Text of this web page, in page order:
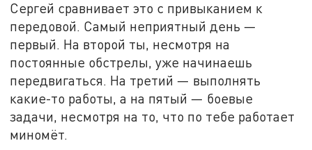
Сергей сравнивает это с привыканием к
передовой. Самый неприятный день —
первый. На второй ты, несмотря на
постоянные обстрелы, уже начинаешь
передвигаться. На третий — выполнять
какие-то работы, а на пятый — боевые
задачи, несмотря на то, что по тебе работает
миномёт.